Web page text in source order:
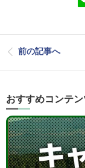
前の記事へ
おすすめコンテン